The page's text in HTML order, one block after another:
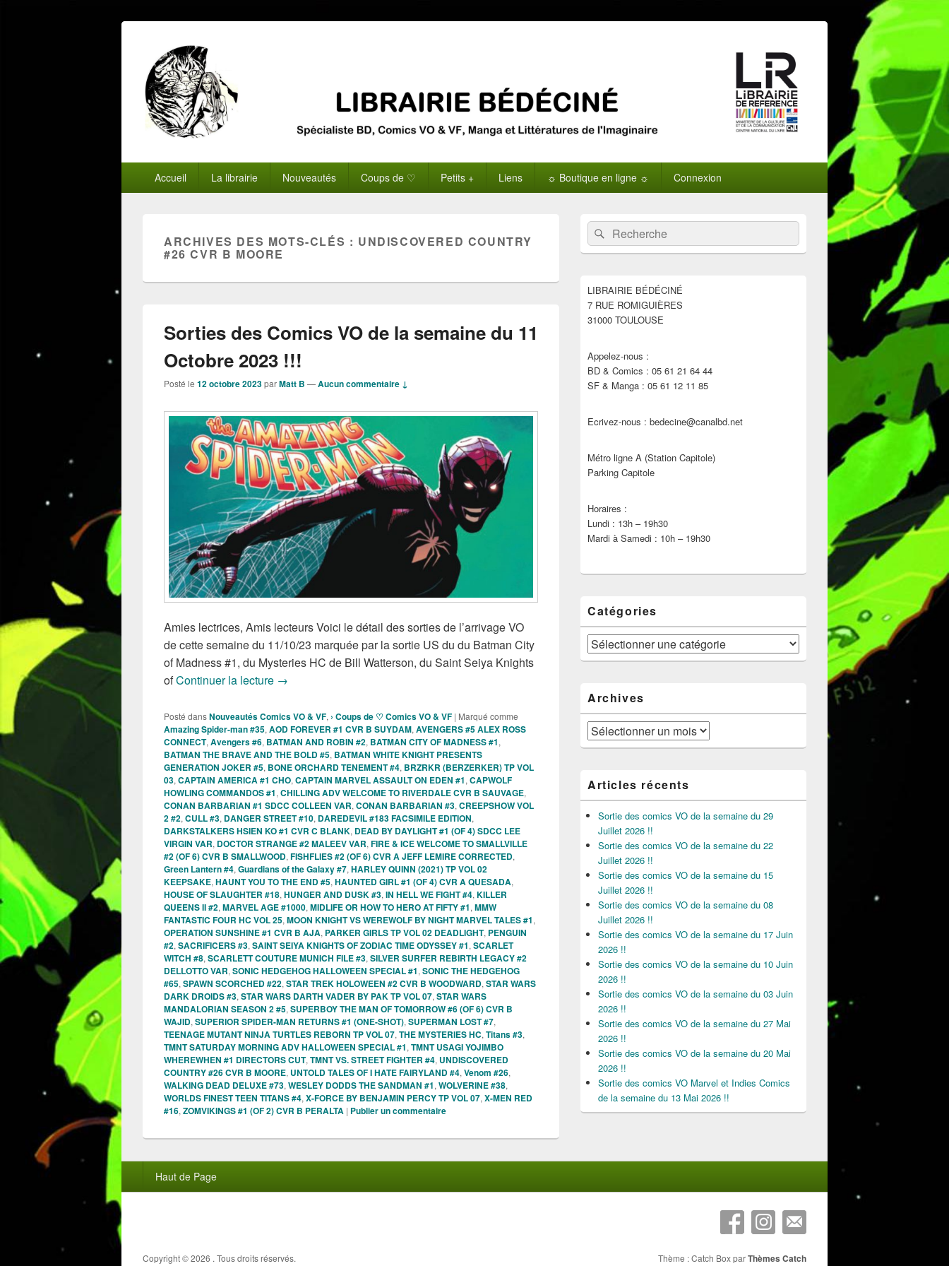
principalAccueil La librairie Nouveautés Coups de ♡ Petits + Liens ☼ Boutique en ligne ☼ Connexion
ARCHIVES DES MOTS-CLÉS : UNDISCOVERED COUNTRY
#26 CVR B MOORE
Sorties des Comics VO de la semaine du 11
Octobre 2023 !!!
Posté le 12 octobre 2023parMatt B —Aucun commentaire ↓
Amies lectrices, Amis lecteurs Voici le détail des sorties de l’arrivage VO
de cette semaine du 11/10/23 marquée par la sortie US du du Batman City
of Madness #1, du Mysteries HC de Bill Watterson, du Saint Seiya Knights
ofContinuer la lecture Sorties des Comics VO de la semaine du 11 Octobre 2023 !!!
→
Posté dansNouveautés Comics VO & VF, › Coups de ♡ Comics VO & VF | Marqué comme
Amazing Spider-man #35, AOD FOREVER #1 CVR B SUYDAM, AVENGERS #5 ALEX ROSS
CONNECT, Avengers #6, BATMAN AND ROBIN #2, BATMAN CITY OF MADNESS #1,
BATMAN THE BRAVE AND THE BOLD #5, BATMAN WHITE KNIGHT PRESENTS
GENERATION JOKER #5, BONE ORCHARD TENEMENT #4, BRZRKR (BERZERKER) TP VOL
03, CAPTAIN AMERICA #1 CHO, CAPTAIN MARVEL ASSAULT ON EDEN #1, CAPWOLF
HOWLING COMMANDOS #1, CHILLING ADV WELCOME TO RIVERDALE CVR B SAUVAGE,
CONAN BARBARIAN #1 SDCC COLLEEN VAR, CONAN BARBARIAN #3, CREEPSHOW VOL
2 #2, CULL #3, DANGER STREET #10, DAREDEVIL #183 FACSIMILE EDITION,
DARKSTALKERS HSIEN KO #1 CVR C BLANK, DEAD BY DAYLIGHT #1 (OF 4) SDCC LEE
VIRGIN VAR, DOCTOR STRANGE #2 MALEEV VAR, FIRE & ICE WELCOME TO SMALLVILLE
#2 (OF 6) CVR B SMALLWOOD, FISHFLIES #2 (OF 6) CVR A JEFF LEMIRE CORRECTED,
Green Lantern #4, Guardians of the Galaxy #7, HARLEY QUINN (2021) TP VOL 02
KEEPSAKE, HAUNT YOU TO THE END #5, HAUNTED GIRL #1 (OF 4) CVR A QUESADA,
HOUSE OF SLAUGHTER #18, HUNGER AND DUSK #3, IN HELL WE FIGHT #4, KILLER
QUEENS II #2, MARVEL AGE #1000, MIDLIFE OR HOW TO HERO AT FIFTY #1, MMW
FANTASTIC FOUR HC VOL 25, MOON KNIGHT VS WEREWOLF BY NIGHT MARVEL TALES #1,
OPERATION SUNSHINE #1 CVR B AJA, PARKER GIRLS TP VOL 02 DEADLIGHT, PENGUIN
#2, SACRIFICERS #3, SAINT SEIYA KNIGHTS OF ZODIAC TIME ODYSSEY #1, SCARLET
WITCH #8, SCARLETT COUTURE MUNICH FILE #3, SILVER SURFER REBIRTH LEGACY #2
DELLOTTO VAR, SONIC HEDGEHOG HALLOWEEN SPECIAL #1, SONIC THE HEDGEHOG
#65, SPAWN SCORCHED #22, STAR TREK HOLOWEEN #2 CVR B WOODWARD, STAR WARS
DARK DROIDS #3, STAR WARS DARTH VADER BY PAK TP VOL 07, STAR WARS
MANDALORIAN SEASON 2 #5, SUPERBOY THE MAN OF TOMORROW #6 (OF 6) CVR B
WAJID, SUPERIOR SPIDER-MAN RETURNS #1 (ONE-SHOT), SUPERMAN LOST #7,
TEENAGE MUTANT NINJA TURTLES REBORN TP VOL 07, THE MYSTERIES HC, Titans #3,
TMNT SATURDAY MORNING ADV HALLOWEEN SPECIAL #1, TMNT USAGI YOJIMBO
WHEREWHEN #1 DIRECTORS CUT, TMNT VS. STREET FIGHTER #4, UNDISCOVERED
COUNTRY #26 CVR B MOORE, UNTOLD TALES OF I HATE FAIRYLAND #4, Venom #26,
WALKING DEAD DELUXE #73, WESLEY DODDS THE SANDMAN #1, WOLVERINE #38,
WORLDS FINEST TEEN TITANS #4, X-FORCE BY BENJAMIN PERCY TP VOL 07, X-MEN RED
#16, ZOMVIKINGS #1 (OF 2) CVR B PERALTA | Publier un commentaire
Zone
principale
de
widget
barre
latérale
Recherche :Rechercher
LIBRAIRIE BÉDÉCINÉ
7 RUE ROMIGUIÈRES
31000 TOULOUSE
Appelez-nous :
BD & Comics : 05 61 21 64 44
SF & Manga : 05 61 12 11 85
Ecrivez-nous : bedecine@canalbd.net
Métro ligne A (Station Capitole)
Parking Capitole
Horaires :
Lundi : 13h – 19h30
Mardi à Samedi : 10h – 19h30
Catégories
Catégories
Archives
Archives
Articles récents
Sortie des comics VO de la semaine du 29
Juillet 2026 !!
Sortie des comics VO de la semaine du 22
Juillet 2026 !!
Sortie des comics VO de la semaine du 15
Juillet 2026 !!
Sortie des comics VO de la semaine du 08
Juillet 2026 !!
Sortie des comics VO de la semaine du 17 Juin
2026 !!
Sortie des comics VO de la semaine du 10 Juin
2026 !!
Sortie des comics VO de la semaine du 03 Juin
2026 !!
Sortie des comics VO de la semaine du 27 Mai
2026 !!
Sortie des comics VO de la semaine du 20 Mai
2026 !!
Sortie des comics VO Marvel et Indies Comics
de la semaine du 13 Mai 2026 !!
de
page
Haut de Page
Copyright © 2026 . Tous droits réservés. Thème : Catch Box parThèmes Catch